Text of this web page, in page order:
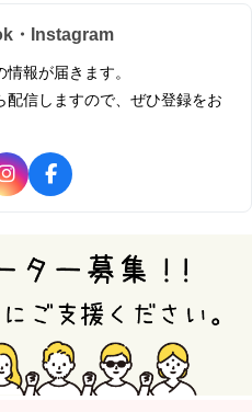
・Instagram
報が届きます。
信しますので、ぜひ登録をお